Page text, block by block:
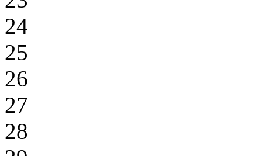
24
25
26
27
28